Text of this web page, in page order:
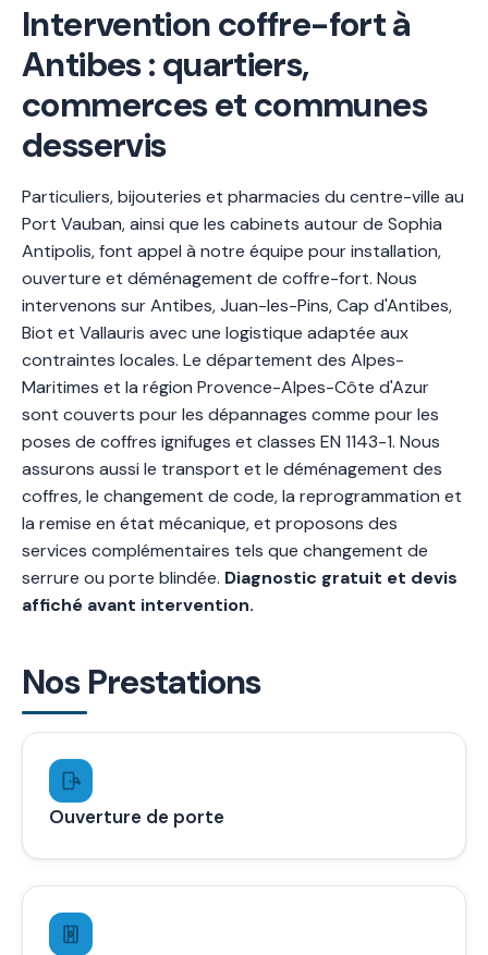
Intervention coffre-fort à
Antibes : quartiers,
commerces et communes
desservis
Particuliers, bijouteries et pharmacies du centre-ville au
Port Vauban, ainsi que les cabinets autour de Sophia
Antipolis, font appel à notre équipe pour installation,
ouverture et déménagement de coffre-fort. Nous
intervenons sur Antibes, Juan-les-Pins, Cap d'Antibes,
Biot et Vallauris avec une logistique adaptée aux
contraintes locales. Le département des Alpes-
Maritimes et la région Provence-Alpes-Côte d'Azur
sont couverts pour les dépannages comme pour les
poses de coffres ignifuges et classes EN 1143-1. Nous
assurons aussi le transport et le déménagement des
coffres, le changement de code, la reprogrammation et
la remise en état mécanique, et proposons des
services complémentaires tels que changement de
serrure ou porte blindée. Diagnostic gratuit et devis
affiché avant intervention.
Nos Prestations
Ouverture de porte